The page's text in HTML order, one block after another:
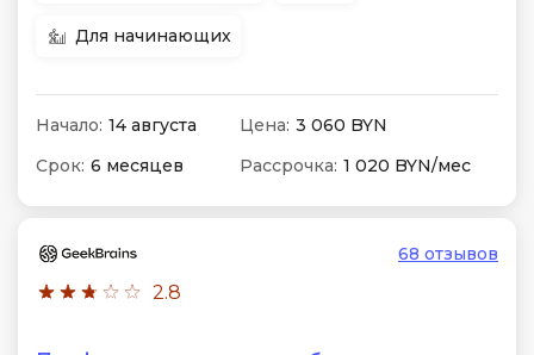
Для начинающих
Начало: 14 августа Цена: 3 060 BYN
Срок: 6 месяцев Рассрочка: 1 020 BYN/мес
2.8
68 отзывов